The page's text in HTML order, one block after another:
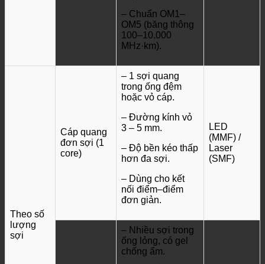
– Chuẩn OM1–
OM5 (băng thông
100–10.000
MHz·km).
Theo số
lượng
sợi
Cáp quang
đơn sợi (1
core)
– 1 sợi quang
trong ống đệm
hoặc vỏ cáp.
– Đường kính vỏ
3 – 5 mm.
– Độ bền kéo thấp
hơn đa sợi.
– Dùng cho kết
nối điểm–điểm
đơn giản.
LED
(MMF) /
Laser
(SMF)
– Nhiều sợi trong
ống lỏng, có gel
chống ẩm.